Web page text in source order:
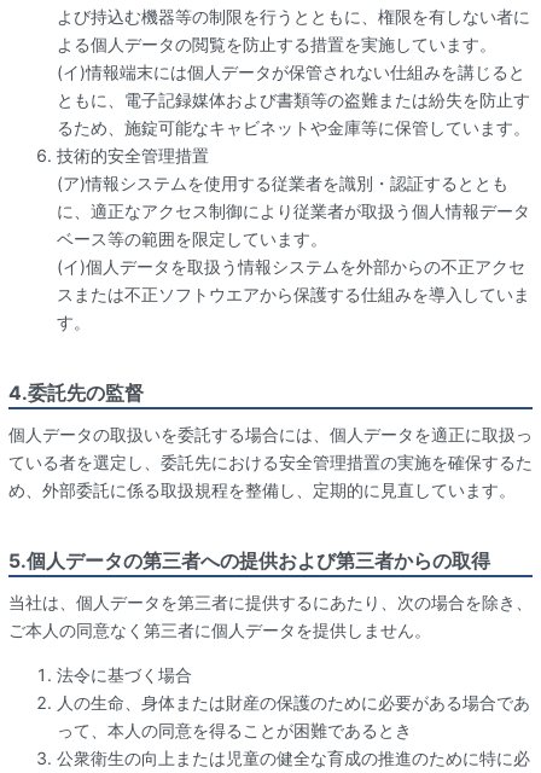
よび持込む機器等の制限を行うとともに、権限を有しない者に
よる個人データの閲覧を防止する措置を実施しています。
(イ)情報端末には個人データが保管されない仕組みを講じると
ともに、電子記録媒体および書類等の盗難または紛失を防止す
るため、施錠可能なキャビネットや金庫等に保管しています。
技術的安全管理措置
(ア)情報システムを使用する従業者を識別・認証するととも
に、適正なアクセス制御により従業者が取扱う個人情報データ
ベース等の範囲を限定しています。
(イ)個人データを取扱う情報システムを外部からの不正アクセ
スまたは不正ソフトウエアから保護する仕組みを導入していま
す。
4.委託先の監督
個人データの取扱いを委託する場合には、個人データを適正に取扱っ
ている者を選定し、委託先における安全管理措置の実施を確保するた
め、外部委託に係る取扱規程を整備し、定期的に見直しています。
5.個人データの第三者への提供および第三者からの取得
当社は、個人データを第三者に提供するにあたり、次の場合を除き、
ご本人の同意なく第三者に個人データを提供しません。
法令に基づく場合
人の生命、身体または財産の保護のために必要がある場合であ
って、本人の同意を得ることが困難であるとき
公衆衛生の向上または児童の健全な育成の推進のために特に必